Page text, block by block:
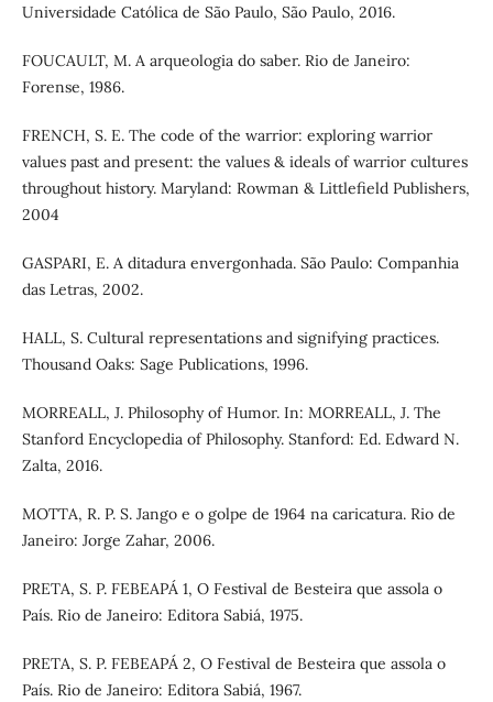
Universidade Católica de São Paulo, São Paulo, 2016.
FOUCAULT, M. A arqueologia do saber. Rio de Janeiro:
Forense, 1986.
FRENCH, S. E. The code of the warrior: exploring warrior
values past and present: the values & ideals of warrior cultures
throughout history. Maryland: Rowman & Littlefield Publishers,
2004
GASPARI, E. A ditadura envergonhada. São Paulo: Companhia
das Letras, 2002.
HALL, S. Cultural representations and signifying practices.
Thousand Oaks: Sage Publications, 1996.
MORREALL, J. Philosophy of Humor. In: MORREALL, J. The
Stanford Encyclopedia of Philosophy. Stanford: Ed. Edward N.
Zalta, 2016.
MOTTA, R. P. S. Jango e o golpe de 1964 na caricatura. Rio de
Janeiro: Jorge Zahar, 2006.
PRETA, S. P. FEBEAPÁ 1, O Festival de Besteira que assola o
País. Rio de Janeiro: Editora Sabiá, 1975.
PRETA, S. P. FEBEAPÁ 2, O Festival de Besteira que assola o
País. Rio de Janeiro: Editora Sabiá, 1967.